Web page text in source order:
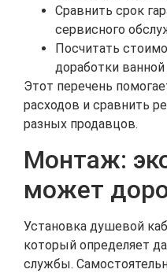
Сравнить срок
сервисного
Посчитать
доработки
Этот перечень
расходов и сравнить
разных продавцов.
Монтаж:
может
Установка душевой
который определяет
службы.